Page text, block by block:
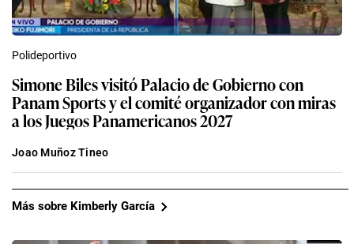
Polideportivo
Simone Biles visitó Palacio de Gobierno con
Panam Sports y el comité organizador con miras
a los Juegos Panamericanos 2027
Joao Muñoz Tineo
Más sobre Kimberly García